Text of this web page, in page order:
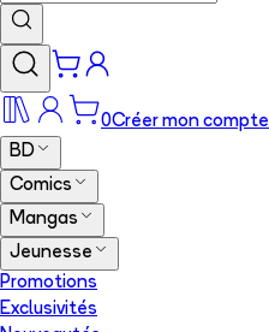
0Créer mon compte
BD
Comics
Mangas
Jeunesse
Promotions
Exclusivités